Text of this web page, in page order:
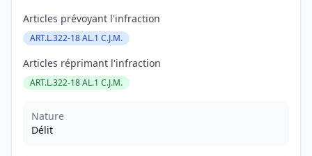
Articles prévoyant l'infraction
ART.L.322-18 AL.1 C.J.M.
Articles réprimant l'infraction
ART.L.322-18 AL.1 C.J.M.
Nature
Délit